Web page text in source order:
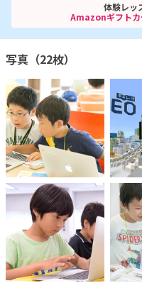
体験レッ
Amazonギフト
写真（22枚）